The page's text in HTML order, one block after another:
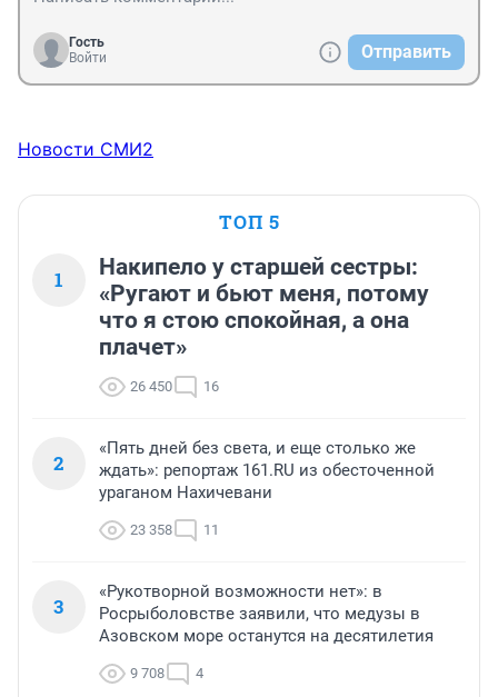
Гость
Войти
Отправить
Новости СМИ2
ТОП 5
1
Накипело у старшей сестры:
«Ругают и бьют меня, потому
что я стою спокойная, а она
плачет»
26 450 16
2
«Пять дней без света, и еще столько же
ждать»: репортаж 161.RU из обесточенной
ураганом Нахичевани
23 358 11
3
«Рукотворной возможности нет»: в
Росрыболовстве заявили, что медузы в
Азовском море останутся на десятилетия
9 708 4